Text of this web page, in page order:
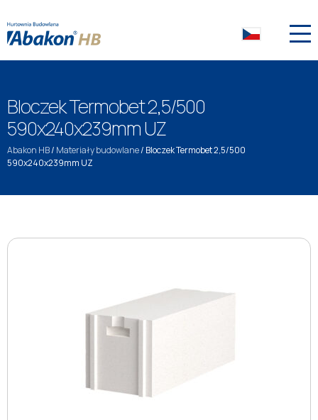
Bloczek Termobet 2,5/500
590x240x239mm UZ
Abakon HB/ Materiały budowlane/ Bloczek Termobet 2,5/500
590x240x239mm UZ